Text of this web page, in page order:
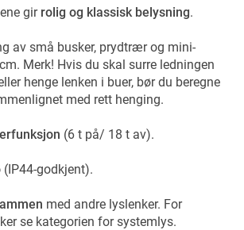
gir rolig og klassisk belysning.
av små busker, prydtrær og mini-
Merk! Hvis du skal surre ledningen
henge lenken i buer, bør du beregne
med rett henging.
(6 t på/ 18 t av).
(IP44-godkjent).
med andre lyslenker. For
se kategorien for systemlys.